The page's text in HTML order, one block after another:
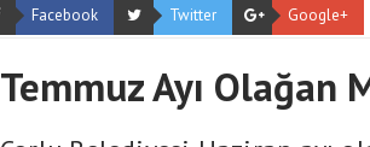
Facebook Twitter Google+
Temmuz Ayı Olağan